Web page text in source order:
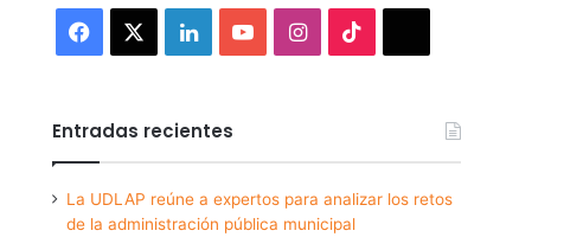
Facebook LinkedInYouTubeInstagram
Entradas recientes
La UDLAP reúne a expertos para analizar los retos
de la administración pública municipal